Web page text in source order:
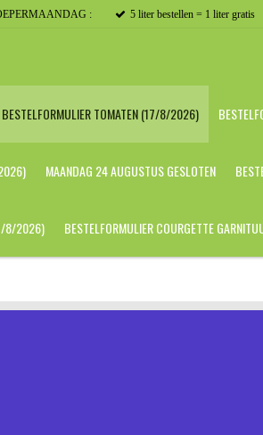
: 5 liter bestellen = 1 liter gratis
BESTELFORMULIER TOMATEN (17/8/2026)
MAANDAG 24 AUGUSTUS GESLOTEN
8/2026) BESTELFORMULIER COURGETTE